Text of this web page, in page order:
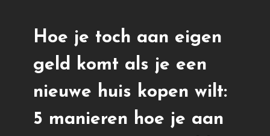
Hoe je toch aan eigen
geld komt als je een
nieuwe huis kopen wilt:
5 manieren hoe je aan